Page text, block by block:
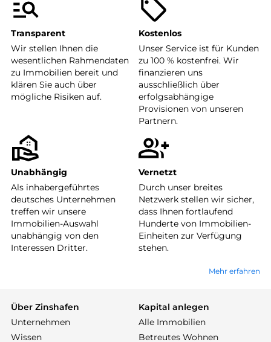
Transparent
Wir stellen Ihnen die
wesentlichen Rahmendaten
zu Immobilien bereit und
klären Sie auch über
mögliche Risiken auf.
Kostenlos
Unser Service ist für Kunden
zu 100 % kostenfrei. Wir
finanzieren uns
ausschließlich über
erfolgsabhängige
Provisionen von unseren
Partnern.
Unabhängig
Als inhabergeführtes
deutsches Unternehmen
treffen wir unsere
Immobilien-Auswahl
unabhängig von den
Interessen Dritter.
Vernetzt
Durch unser breites
Netzwerk stellen wir sicher,
dass Ihnen fortlaufend
Hunderte von Immobilien-
Einheiten zur Verfügung
stehen.
Mehr erfahren
Über Zinshafen
Unternehmen
Wissen
Kapital anlegen
Alle Immobilien
Betreutes Wohnen